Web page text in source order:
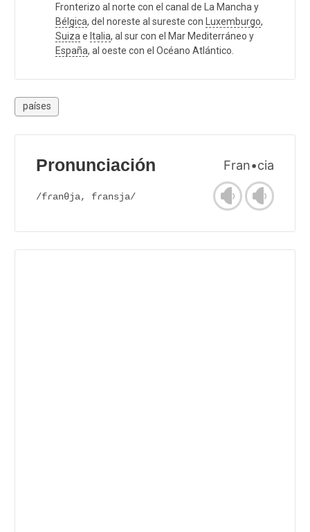
Fronterizo al norte con el canal de La Mancha y
Bélgica, del noreste al sureste con Luxemburgo,
Suiza e Italia, al sur con el Mar Mediterráneo y
España, al oeste con el Océano Atlántico.
países
Pronunciación Fran•cia
/fɾanθja, fɾansja/